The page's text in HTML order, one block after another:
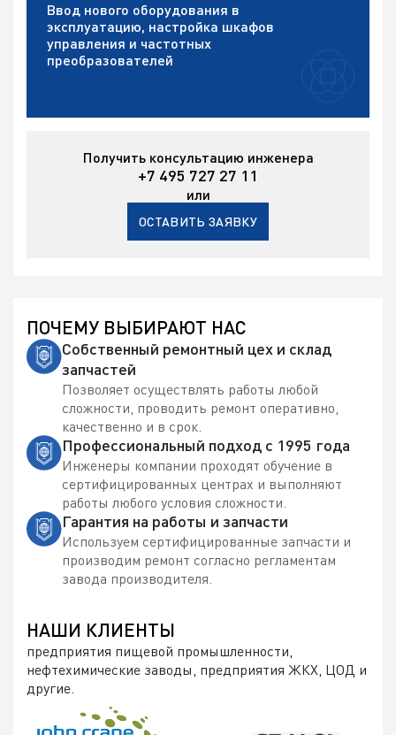
Ввод нового оборудования в
эксплуатацию, настройка шкафов
управления и частотных
преобразователей
Получить консультацию инженера
+7 495 727 27 11
или
ОСТАВИТЬ ЗАЯВКУ
ПОЧЕМУ ВЫБИРАЮТ НАС
Собственный ремонтный цех и склад
запчастей
Позволяет осуществлять работы любой
сложности, проводить ремонт оперативно,
качественно и в срок.
Профессиональный подход с 1995 года
Инженеры компании проходят обучение в
сертифицированных центрах и выполняют
работы любого условия сложности.
Гарантия на работы и запчасти
Используем сертифицированные запчасти и
производим ремонт согласно регламентам
завода производителя.
НАШИ КЛИЕНТЫ
предприятия пищевой промышленности,
нефтехимические заводы, предприятия ЖКХ, ЦОД и
другие.